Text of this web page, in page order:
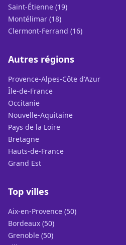
Saint-Étienne (19)
Montélimar (18)
Clermont-Ferrand (16)
Autres régions
Provence-Alpes-Côte d'Azur
Île-de-France
Occitanie
Nouvelle-Aquitaine
Pays de la Loire
Bretagne
Hauts-de-France
Grand Est
Top villes
Aix-en-Provence (50)
Bordeaux (50)
Grenoble (50)